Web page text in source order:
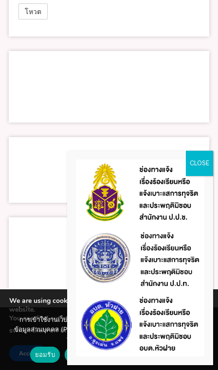
We are using cookies to give you the best experience on our
website.
You can find out more about which cookies we are using or
switch them off in
settings.
Accept
การเข้าใช้งานเว็บไซต์แห่งนี้ถือว่าท่านรับทราบใน นโยบายคุ้มครอง
ข้อมูลส่วนบุคคล (Privacy policy) และ นโยบายคุกกี้ (Cookie policy)
ที่ทางหน่วยงานได้จัดทำขึ้นแล้ว
ยอมรับ